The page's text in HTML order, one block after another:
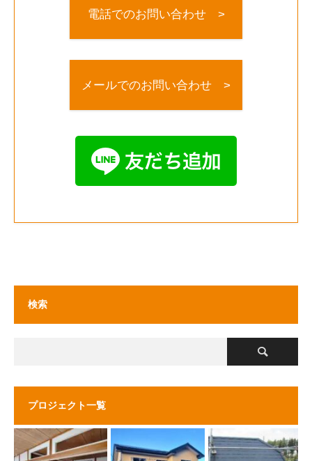
電話でのお問い合わせ >
メールでのお問い合わせ >
検索
プロジェクト一覧